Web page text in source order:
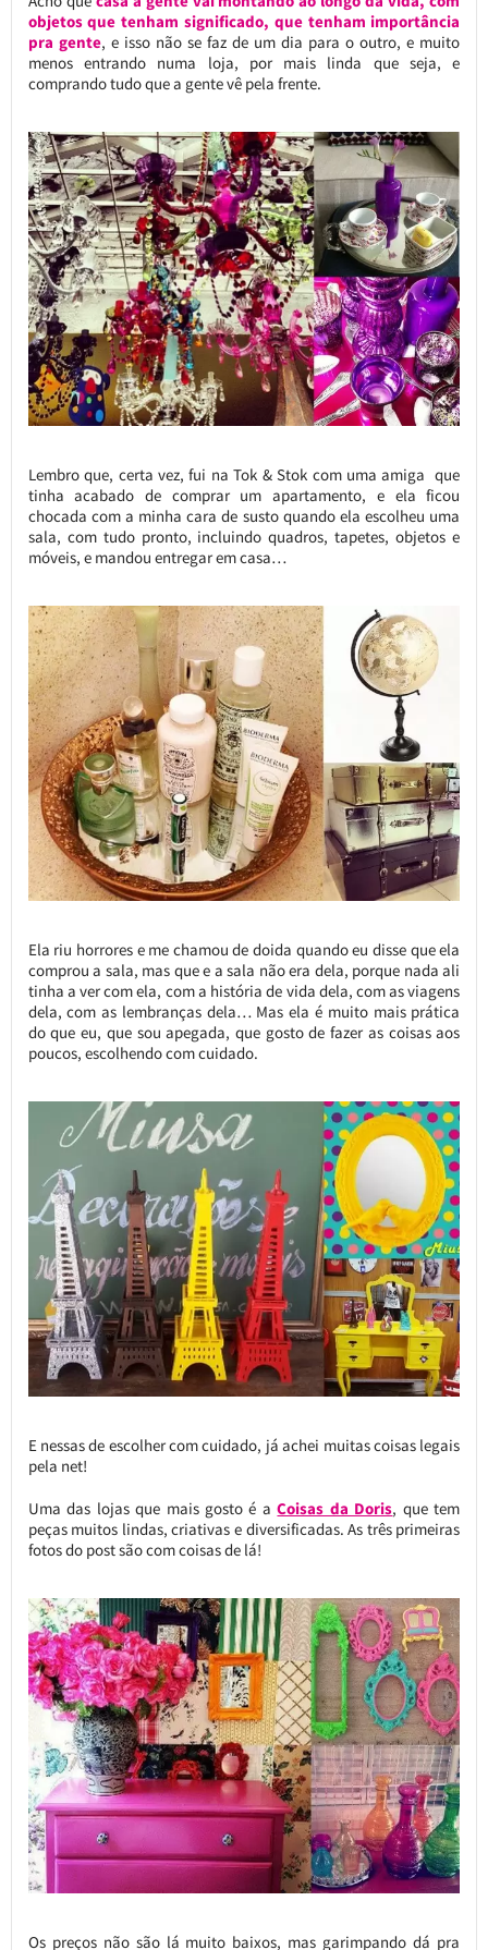
objetos que tenham significado, que tenham importância
pra gente, e isso não se faz de um dia para o outro, e muito
menos entrando numa loja, por mais linda que seja, e
comprando tudo que a gente vê pela frente.
Lembro que, certa vez, fui na Tok & Stok com uma amiga que
tinha acabado de comprar um apartamento, e ela ficou
chocada com a minha cara de susto quando ela escolheu uma
sala, com tudo pronto, incluindo quadros, tapetes, objetos e
móveis, e mandou entregar em casa…
Ela riu horrores e me chamou de doida quando eu disse que ela
comprou a sala, mas que e a sala não era dela, porque nada ali
tinha a ver com ela, com a história de vida dela, com as viagens
dela, com as lembranças dela… Mas ela é muito mais prática
do que eu, que sou apegada, que gosto de fazer as coisas aos
poucos, escolhendo com cuidado.
E nessas de escolher com cuidado, já achei muitas coisas legais
pela net!
Uma das lojas que mais gosto é aCoisas da Doris, que tem
peças muitos lindas, criativas e diversificadas. As três primeiras
fotos do post são com coisas de lá!
Os preços não são lá muito baixos, mas garimpando dá pra